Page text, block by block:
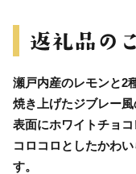
瀬戸内産のレモンと2
焼き上げたジブレー風
表面にホワイトチョコ
コロコロとしたかわ
す。